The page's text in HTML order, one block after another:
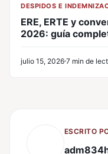
DESPIDOS E
ERE, ERTE y
2026: guía
julio 15, 2026 7 min de
ESCRITO